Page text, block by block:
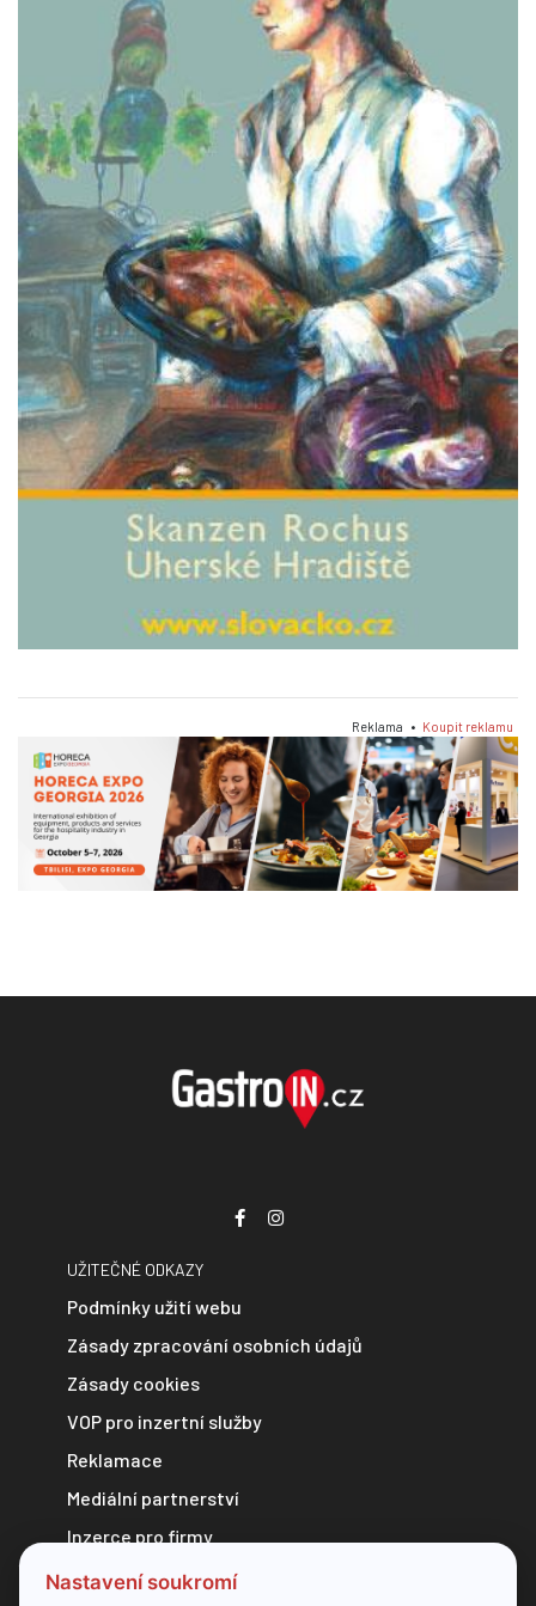
Reklama • Koupit reklamu
UŽITEČNÉ ODKAZY
Podmínky užití webu
Zásady zpracování osobních údajů
Zásady cookies
VOP pro inzertní služby
Reklamace
Mediální partnerství
Inzerce pro firmy
Zpravodajství do e-mailu
Nastavení soukromí